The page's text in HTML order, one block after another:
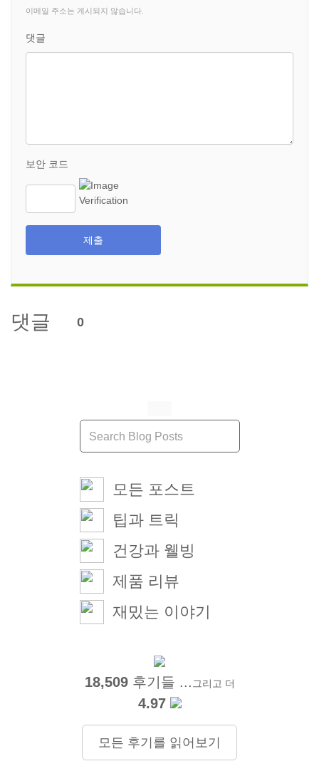
이메일 주소는 게시되지 않습니다.
댓글
보안 코드
제출
댓글 0
모든 포스트
팁과 트릭
건강과 웰빙
제품 리뷰
재밌는 이야기
18,509후기들 ... 그리고 더
4.97
모든 후기를 읽어보기